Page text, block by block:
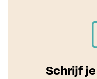
Schrijf